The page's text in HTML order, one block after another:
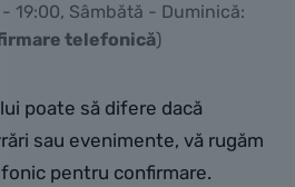
19:00, Sâmbătă - Duminică:
telefonică)
poate să difere dacă
sau evenimente, vă rugăm
pentru confirmare.